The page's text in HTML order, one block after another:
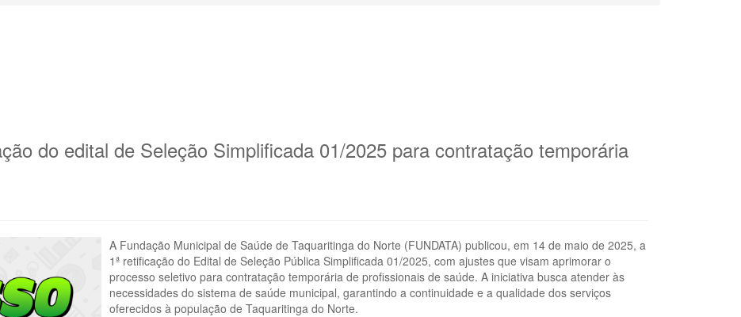
do edital de Seleção Simplificada 01/2025 para contratação temporária
A Fundação Municipal de Saúde de Taquaritinga do Norte (FUNDATA) publicou, em 14 de maio de 2025, a
1ª retificação do Edital de Seleção Pública Simplificada 01/2025, com ajustes que visam aprimorar o
processo seletivo para contratação temporária de profissionais de saúde. A iniciativa busca atender às
necessidades do sistema de saúde municipal, garantindo a continuidade e a qualidade dos serviços
oferecidos à população de Taquaritinga do Norte.